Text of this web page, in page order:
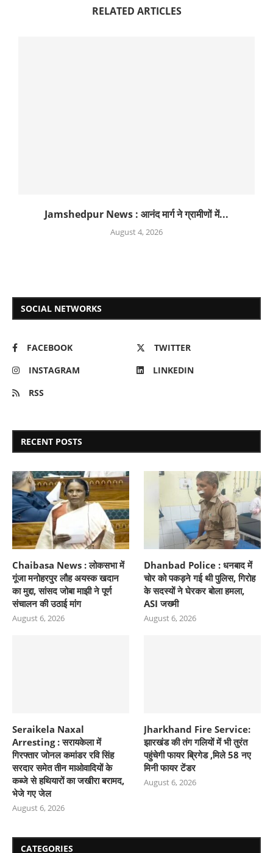
RELATED ARTICLES
Jamshedpur News : आनंद मार्ग ने ग्रामीणों में...
August 4, 2026
SOCIAL NETWORKS
FACEBOOK
TWITTER
INSTAGRAM
LINKEDIN
RSS
RECENT POSTS
Chaibasa News : लोकसभा में
गूंजा मनोहरपुर लौह अयस्क खदान
का मुद्दा, सांसद जोबा माझी ने पूर्ण
संचालन की उठाई मांग
August 6, 2026
Dhanbad Police : धनबाद में
चोर को पकड़ने गई थी पुलिस, गिरोह
के सदस्यों ने घेरकर बोला हमला,
ASI जख्मी
August 6, 2026
Seraikela Naxal
Arresting : सरायकेला में
गिरफ्तार जोनल कमांडर रवि सिंह
सरदार समेत तीन माओवादियों के
कब्जे से हथियारों का जखीरा बरामद,
भेजे गए जेल
August 6, 2026
Jharkhand Fire Service:
झारखंड की तंग गलियों में भी तुरंत
पहुंचेगी फायर ब्रिगेड ,मिले 58 नए
मिनी फायर टेंडर
August 6, 2026
CATEGORIES